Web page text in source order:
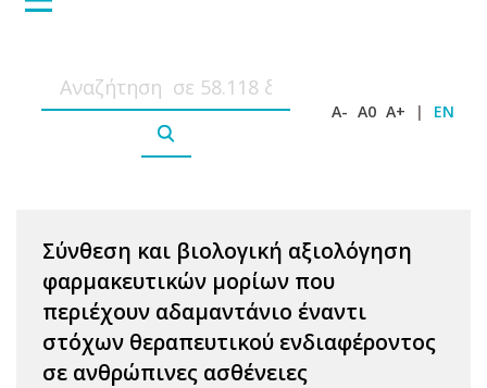
A- A0 A+ | EN
Σύνθεση και βιολογική αξιολόγηση
φαρμακευτικών μορίων που
περιέχουν αδαμαντάνιο έναντι
στόχων θεραπευτικού ενδιαφέροντος
σε ανθρώπινες ασθένειες